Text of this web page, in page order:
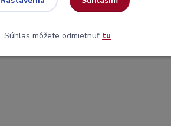
Súhlas môžete odmietnuť tu.